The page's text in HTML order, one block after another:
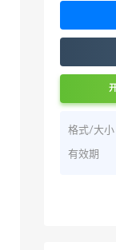
格式/大小
有效期